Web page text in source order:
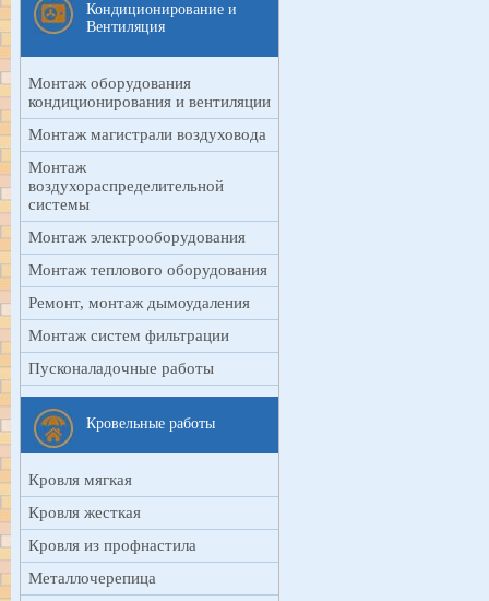
Кондиционирование и
Вентиляция
Монтаж оборудования
кондиционирования и вентиляции
Монтаж магистрали воздуховода
Монтаж
воздухораспределительной
системы
Монтаж электрооборудования
Монтаж теплового оборудования
Ремонт, монтаж дымоудаления
Монтаж систем фильтрации
Пусконаладочные работы
Кровельные работы
Кровля мягкая
Кровля жесткая
Кровля из профнастила
Металлочерепица